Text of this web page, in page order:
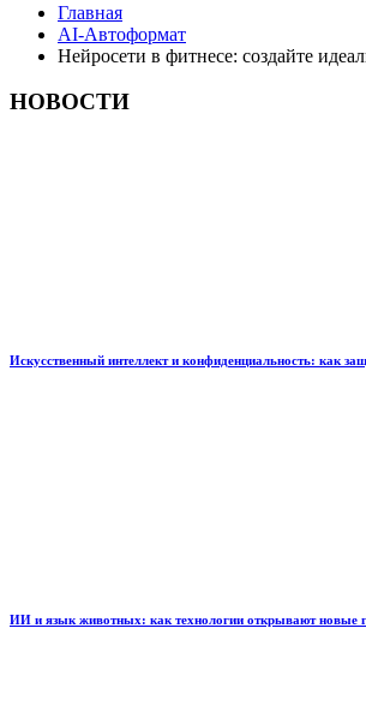
Главная
AI-Автоформат
Нейросети в фитнесе: создайте
НОВОСТИ
Искусственный интеллект и конфиденциальность: как
ИИ и язык животных: как технологии открывают новые